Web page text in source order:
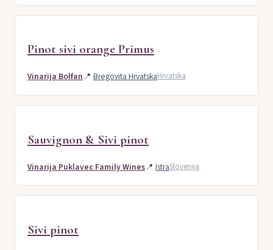
Pinot sivi orange Primus
Vinarija Bolfan📍 Bregovita HrvatskaHrvatska
Sauvignon & Sivi pinot
Vinarija Puklavec Family Wines📍 IstraSlovenija
Sivi pinot